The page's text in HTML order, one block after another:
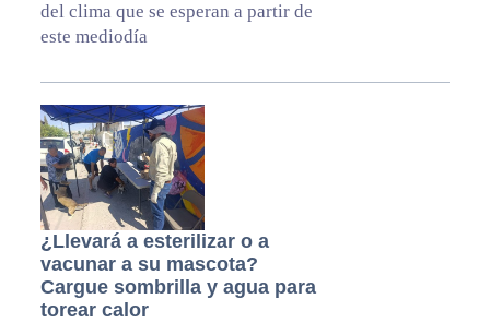
del clima que se esperan a partir de
este mediodía
¿Llevará a esterilizar o a
vacunar a su mascota?
Cargue sombrilla y agua para
torear calor